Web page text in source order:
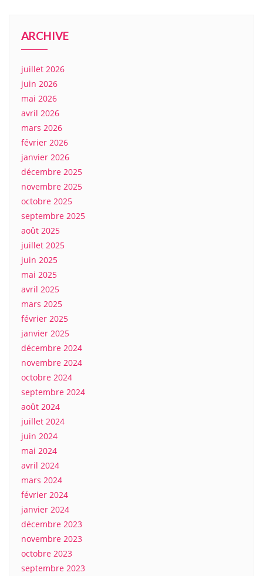
ARCHIVE
juillet 2026
juin 2026
mai 2026
avril 2026
mars 2026
février 2026
janvier 2026
décembre 2025
novembre 2025
octobre 2025
septembre 2025
août 2025
juillet 2025
juin 2025
mai 2025
avril 2025
mars 2025
février 2025
janvier 2025
décembre 2024
novembre 2024
octobre 2024
septembre 2024
août 2024
juillet 2024
juin 2024
mai 2024
avril 2024
mars 2024
février 2024
janvier 2024
décembre 2023
novembre 2023
octobre 2023
septembre 2023